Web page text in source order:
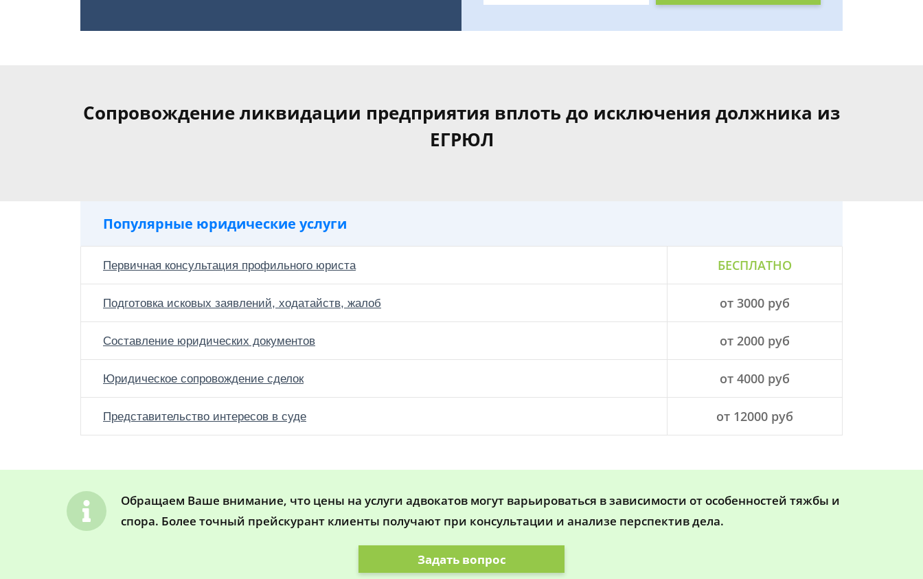
Сопровождение ликвидации предприятия вплоть до исключения должника из
ЕГРЮЛ
Популярные юридические услуги
Первичная консультация профильного юриста БЕСПЛАТНО
Подготовка исковых заявлений, ходатайств, жалоб от 3000 руб
Составление юридических документов от 2000 руб
Юридическое сопровождение сделок от 4000 руб
Представительство интересов в суде от 12000 руб
Обращаем Ваше внимание, что цены на услуги адвокатов могут варьироваться в зависимости от особенностей тяжбы и
спора. Более точный прейскурант клиенты получают при консультации и анализе перспектив дела.
Задать вопрос